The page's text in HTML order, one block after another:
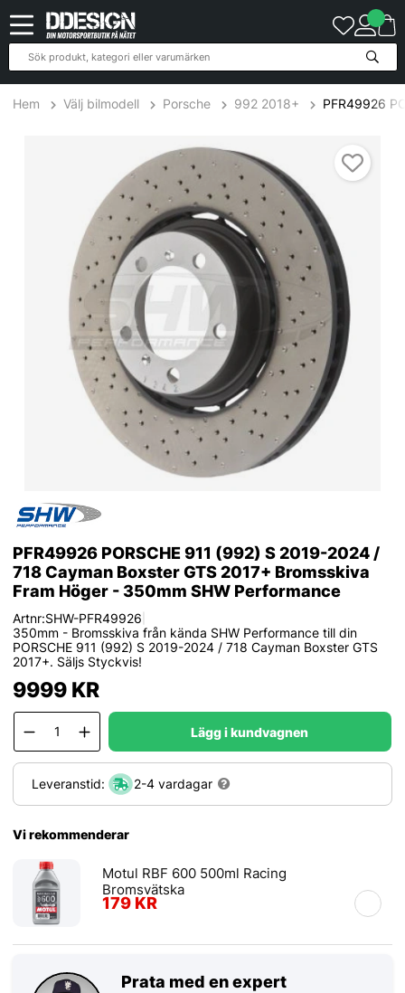
Hem Välj bilmodell Porsche 992 2018+ PFR49926
PFR49926 PORSCHE 911 (992) S 2019-2024 /
718 Cayman Boxster GTS 2017+ Bromsskiva
Fram Höger - 350mm SHW Performance
Artnr:SHW-PFR49926
350mm - Bromsskiva från kända SHW Performance till din
PORSCHE 911 (992) S 2019-2024 / 718 Cayman Boxster GTS
2017+. Säljs Styckvis!
9999KR
Lägg i kundvagnen
Leveranstid: 2-4 vardagar
Vi rekommenderar
Motul RBF 600 500ml Racing
Bromsvätska
179 KR
Prata med en expert